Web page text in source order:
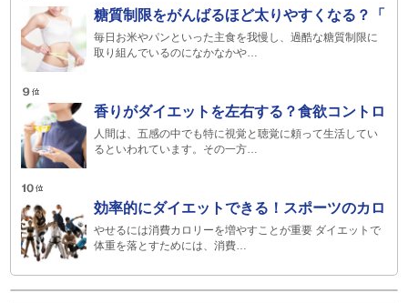
糖質制限をがんばるほど太りやすくなる？「
毎日お米やパンといった主食を我慢し、過酷な糖質制限に
取り組んでいるのになかなかや…
香りがダイエットを左右する？食欲コントロ
人間は、五感の中でも特に視覚と聴覚に頼って生活してい
るといわれています。その一方…
効率的にダイエットできる！スポーツのカロ
やせるには消費カロリーを増やすことが重要 ダイエットで
体重を落とすためには、消費…